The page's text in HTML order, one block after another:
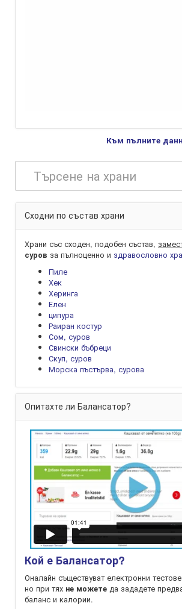
Към пълните
Сходни по състав храни
Храни със сходен, подобен състав,
суров за пълноценно и здравословно
Пиле
Хек
Херинга
Елен
ципура
Раиран костур
Сом, суров
Свински бъбреци
Скуп, суров
Морска пъстърва, сурова
Опитахте ли Балансатор?
Кой е Балансатор?
Оналайн съществуват електронни
но при тях не можете да зададете
баланс и калории.